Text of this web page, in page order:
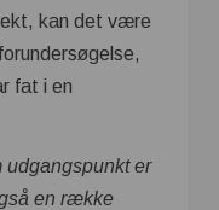
kan det være
fat i en
udgangspunkt er
en række